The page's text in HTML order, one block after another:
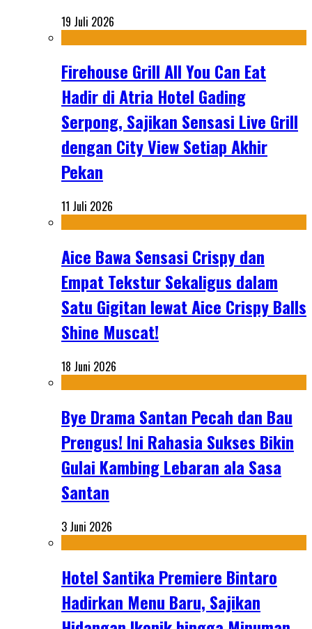
19 Juli 2026
Firehouse Grill All You Can Eat
Hadir di Atria Hotel Gading
Serpong, Sajikan Sensasi Live Grill
dengan City View Setiap Akhir
Pekan
11 Juli 2026
Aice Bawa Sensasi Crispy dan
Empat Tekstur Sekaligus dalam
Satu Gigitan lewat Aice Crispy Balls
Shine Muscat!
18 Juni 2026
Bye Drama Santan Pecah dan Bau
Prengus! Ini Rahasia Sukses Bikin
Gulai Kambing Lebaran ala Sasa
Santan
3 Juni 2026
Hotel Santika Premiere Bintaro
Hadirkan Menu Baru, Sajikan